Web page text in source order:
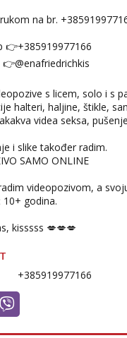
na br.
👉+385919977166
s licem, solo i s
halteri, haljine, štikle,
videa seksa,
i slike također radim.
SAMO ONLINE
videopozivom, a
godina.
kisssss 💋💋💋
+385919977166